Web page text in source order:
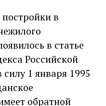
в
в статье
Российской
1 января 1995
обратной